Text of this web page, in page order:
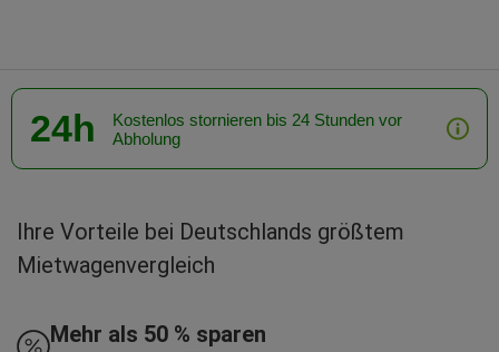
24h
Kostenlos stornieren bis 24 Stunden vor
Abholung
Ihre Vorteile bei Deutschlands größtem
Mietwagenvergleich
Mehr als 50 % sparen